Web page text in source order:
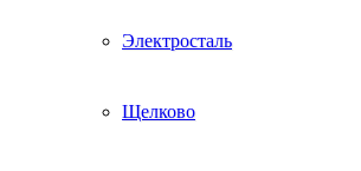
Электросталь
Щелково